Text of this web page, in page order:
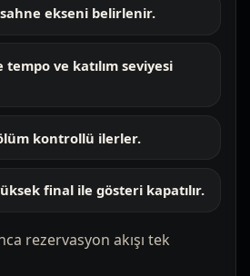
ekseni belirlenir.
ve katılım seviyesi
kontrollü ilerler.
final ile gösteri kapatılır.
rezervasyon akışı tek